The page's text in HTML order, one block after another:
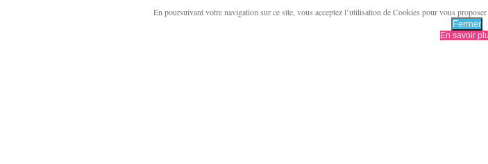
En poursuivant votre navigation sur ce site, vous acceptez l’utilisation de Cookies pour vous
Fermer
En savoir